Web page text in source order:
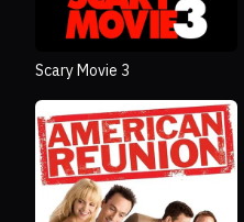
Scary Movie 3